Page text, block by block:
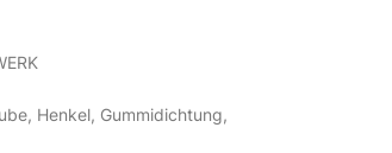
Henkel, Gummidichtung,